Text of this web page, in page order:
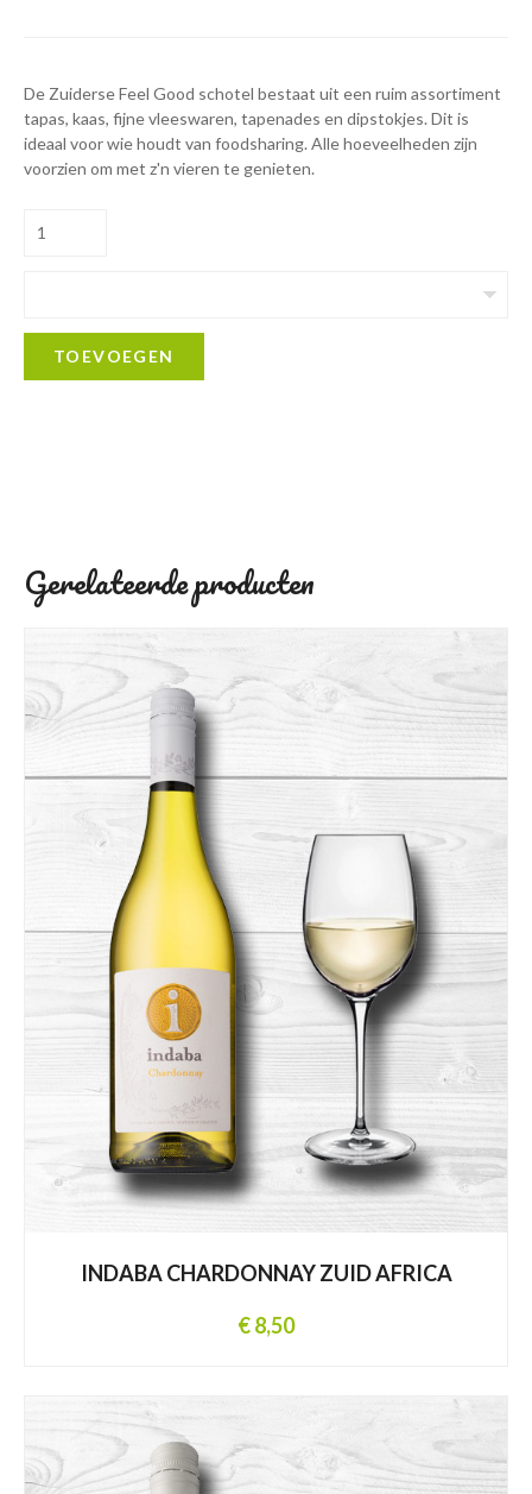
De Zuiderse Feel Good schotel bestaat uit een ruim assortiment
tapas, kaas, fijne vleeswaren, tapenades en dipstokjes. Dit is
ideaal voor wie houdt van foodsharing. Alle hoeveelheden zijn
voorzien om met z'n vieren te genieten.
TOEVOEGEN
Gerelateerde producten
INDABA CHARDONNAY ZUID AFRICA
€ 8,50